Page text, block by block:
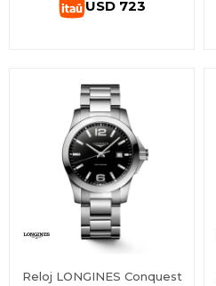
USD 723
Reloj LONGINES Conquest